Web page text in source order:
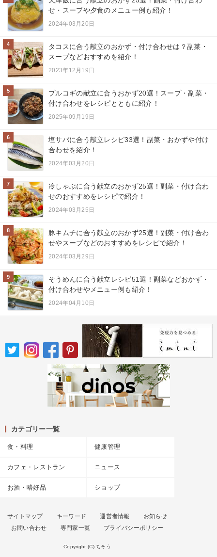
せ・スープや夕食のメニュー例も紹介！
2024年03月20日
4
タコスに合う献立のおかず・付け合わせは？副菜・
スープなどおすすめを紹介！
2023年12月19日
5
プルコギの献立に合うおかず20選！スープ・副菜・
付け合わせをレシピとともに紹介！
2025年09月19日
6
塩サバに合う献立レシピ33選！副菜・おかずや付け
合わせを紹介！
2024年03月20日
7
冷しゃぶに合う献立のおかず25選！副菜・付け合わ
せのおすすめをレシピで紹介！
2024年03月25日
8
豚キムチに合う献立のおかず25選！副菜・付け合わ
せやスープなどのおすすめをレシピで紹介！
2024年03月29日
9
そうめんに合う献立レシピ51選！副菜などおかず・
付け合わせやメニュー例も紹介！
2024年04月10日
カテゴリー一覧
食・料理 健康管理
カフェ・レストラン ニュース
お酒・嗜好品 ショップ
サイトマップ キーワード 運営者情報
お知らせ
お問い合わせ
専門家一覧 プライバシーポリシー
Copyright (C) ちそう